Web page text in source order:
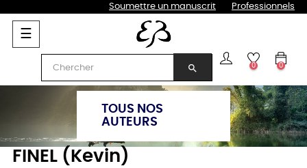
Soumettre un manuscrit Professionnels
Basculer
la
navigation
☰
search 0 0
TOUS NOS
AUTEURS
FINEL (Kevin)